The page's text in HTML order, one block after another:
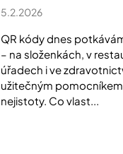
5.2.2026
QR kódy dnes
– na složenkách, v
úřadech i ve
užitečným
nejistoty. Co vlast...